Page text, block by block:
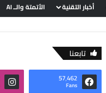
أخبار التقنية الأتمتة والــ AI
تابعنا
57٬462
Fans